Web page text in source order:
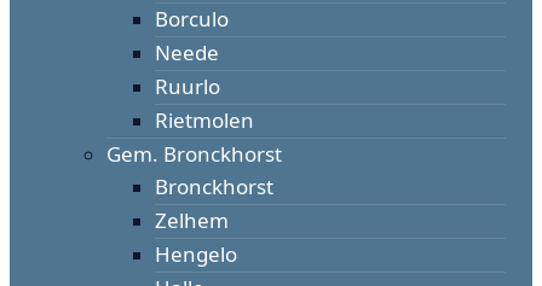
Borculo
Neede
Ruurlo
Rietmolen
Gem. Bronckhorst
Bronckhorst
Zelhem
Hengelo